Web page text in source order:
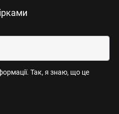
Так, я знаю, що це